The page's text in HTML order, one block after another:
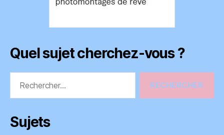
Quel sujet cherchez-vous ?
Sujets